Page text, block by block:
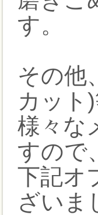
す。
その他
カット)
様々な
すので、
下記オ
ざいま